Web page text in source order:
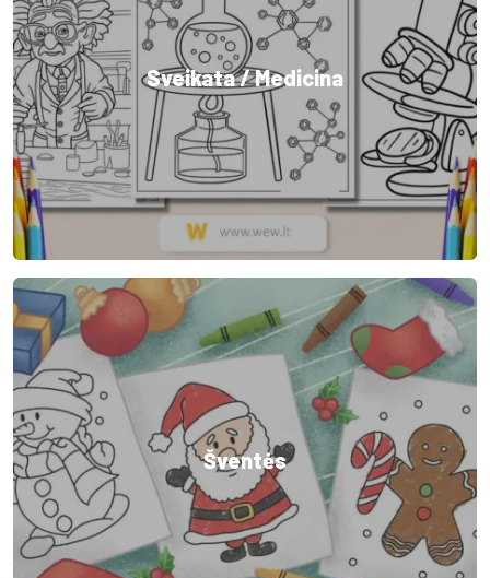
Sveikata / Medicina
Šventės